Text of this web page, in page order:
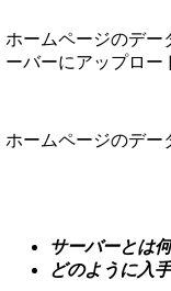
ホームページのデー
ーバーにアップロー
ホームページのデー
サーバーとは
どのように入